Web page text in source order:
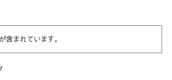
含まれています。